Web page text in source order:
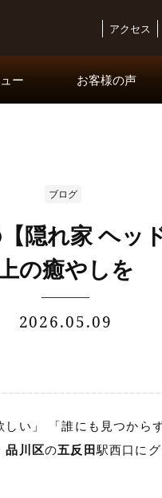
アクセス
ー お客様の声
ブログ
隠れ家 ヘッ
の癒やしを
2026.05.09
い」 「誰にも見つか
品川区の五反田駅西口に